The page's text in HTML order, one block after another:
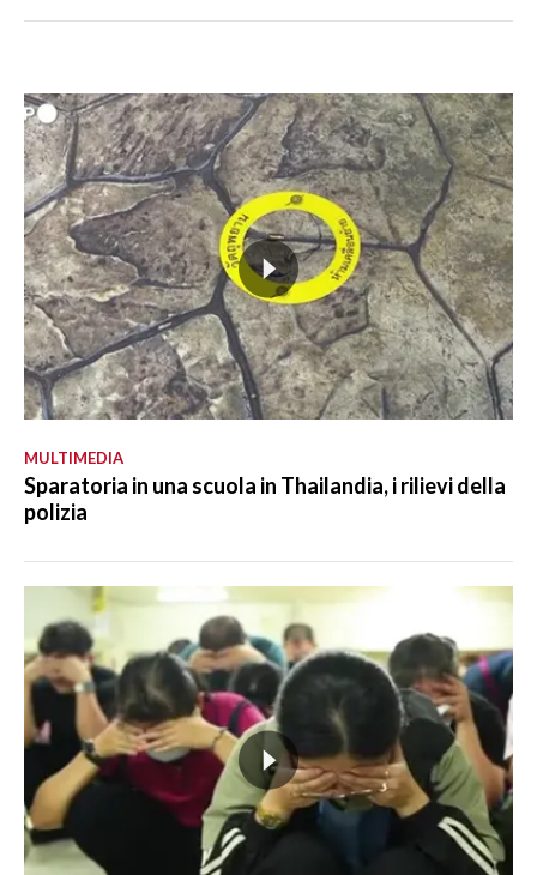
MULTIMEDIA
Sparatoria in una scuola in Thailandia, i rilievi della
polizia